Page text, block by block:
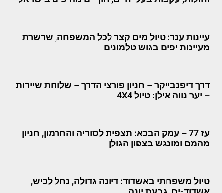
עיינות ענר: טיול מים קצר לכל המשפחה, שרשרת
מעיינות יפים בגוש טלמונים
דרך דיפנבייקר – חניון פורצי הדרך – שלוחת שיירות
– יער נווה אילן: טיול 4X4
עז 77 – עמק הבכא: תצפית לסוריה והחרמון, חניון
מהמם ומונגש בצפון הגולן
טיול משפחתי באשדוד: דיונה גדולה, נחל לכיש,